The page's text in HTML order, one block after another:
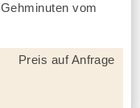
vom
Preis auf Anfrage